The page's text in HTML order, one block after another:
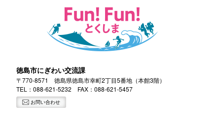
徳島市にぎわい交流課
〒770-8571 徳島県徳島市幸町2丁目5番地（本館3階）
TEL：088-621-5232 FAX：088-621-5457
お問い合わせ